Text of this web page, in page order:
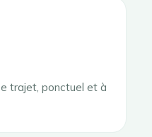
trajet, ponctuel et à